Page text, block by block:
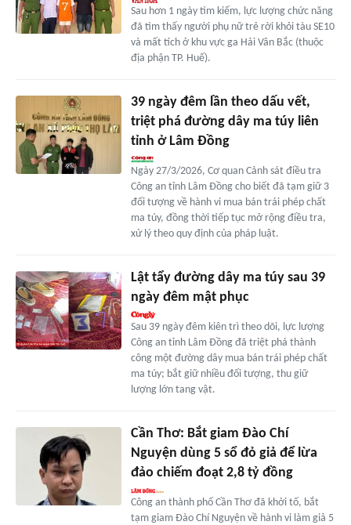
Sau hơn 1 ngày tìm kiếm, lực lượng chức năng
đã tìm thấy người phụ nữ trẻ rời khỏi tàu SE10
và mất tích ở khu vực ga Hải Vân Bắc (thuộc
địa phận TP. Huế).
39 ngày đêm lần theo dấu vết,
triệt phá đường dây ma túy liên
tỉnh ở Lâm Đồng
Ngày 27/3/2026, Cơ quan Cảnh sát điều tra
Công an tỉnh Lâm Đồng cho biết đã tạm giữ 3
đối tượng về hành vi mua bán trái phép chất
ma túy, đồng thời tiếp tục mở rộng điều tra,
xử lý theo quy định của pháp luật.
Lật tẩy đường dây ma túy sau 39
ngày đêm mật phục
Sau 39 ngày đêm kiên trì theo dõi, lực lượng
Công an tỉnh Lâm Đồng đã triệt phá thành
công một đường dây mua bán trái phép chất
ma túy; bắt giữ nhiều đối tượng, thu giữ
lượng lớn tang vật.
Cần Thơ: Bắt giam Đào Chí
Nguyện dùng 5 sổ đỏ giả để lừa
đảo chiếm đoạt 2,8 tỷ đồng
Công an thành phố Cần Thơ đã khởi tố, bắt
tạm giam Đào Chí Nguyện về hành vi làm giả 5